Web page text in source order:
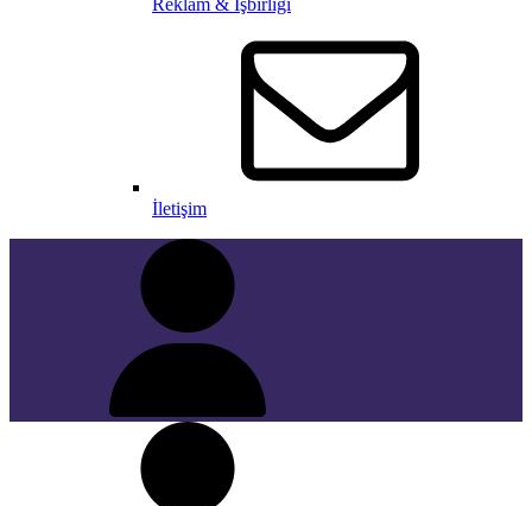
Reklam & İşbirliği
İletişim